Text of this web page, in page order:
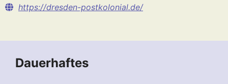
https://dresden-postkolonial.de/
Dauerhaftes